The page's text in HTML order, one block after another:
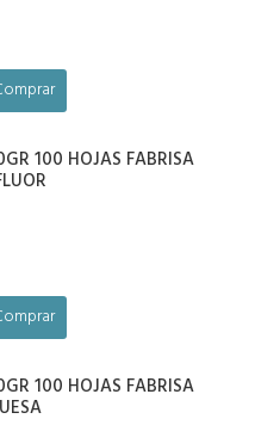
100 HOJAS FABRISA
100 HOJAS FABRISA